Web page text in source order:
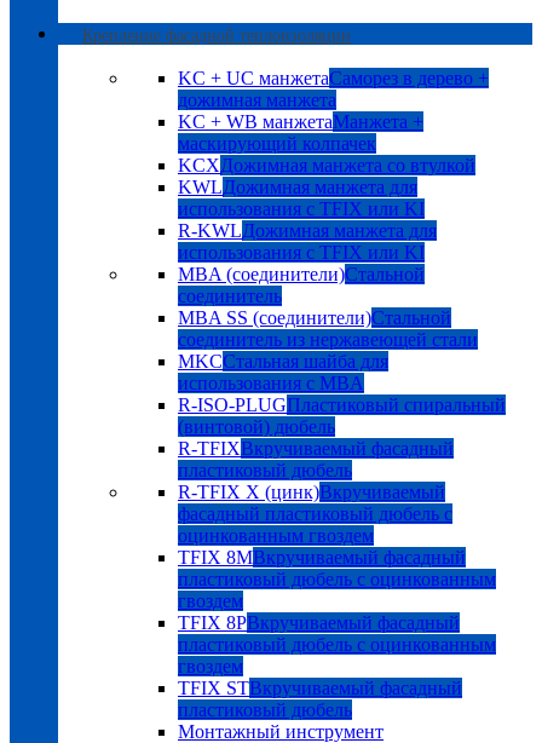
Крепление фасадной теплоизоляции
KC + UC манжетаСаморез в дерево +
дожимная манжета
KC + WB манжетаМанжета +
маскирующий колпачек
KCXДожимная манжета со втулкой
KWLДожимная манжета для
использования с TFIX или KI
R-KWLДожимная манжета для
использования с TFIX или KI
MBA (соединители)Стальной
соединитель
MBA SS (соединители)Стальной
соединитель из нержавеющей стали
MKCСтальная шайба для
использования с MBA
R-ISO-PLUGПластиковый спиральный
(винтовой) дюбель
R-TFIXВкручиваемый фасадный
пластиковый дюбель
R-TFIX X (цинк)Вкручиваемый
фасадный пластиковый дюбель с
оцинкованным гвоздем
TFIX 8MВкручиваемый фасадный
пластиковый дюбель с оцинкованным
гвоздем
TFIX 8PВкручиваемый фасадный
пластиковый дюбель с оцинкованным
гвоздем
TFIX STВкручиваемый фасадный
пластиковый дюбель
Монтажный инструмент